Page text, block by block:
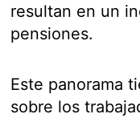
resultan en un
pensiones.
Este panorama
sobre los